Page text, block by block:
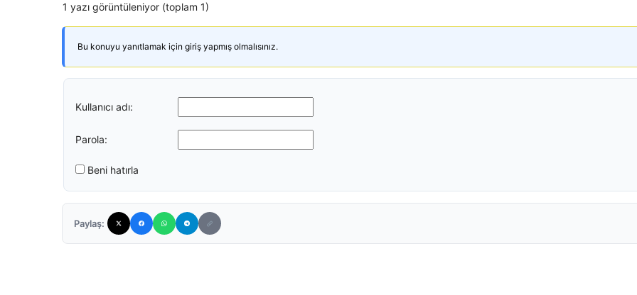
1 yazı görüntüleniyor (toplam 1)
Bu konuyu yanıtlamak için giriş yapmış olmalısınız.
Kullanıcı adı:
Parola:
Beni hatırla
Paylaş: